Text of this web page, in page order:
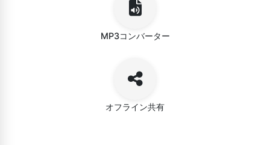
MP3コンバーター
オフライン共有